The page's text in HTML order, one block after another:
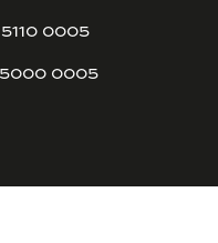
0005
0005